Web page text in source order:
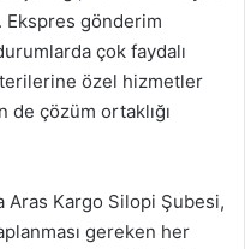
Ekspres gönderim
çok faydalı
özel hizmetler
de çözüm ortaklığı
Kargo Silopi Şubesi,
gereken her